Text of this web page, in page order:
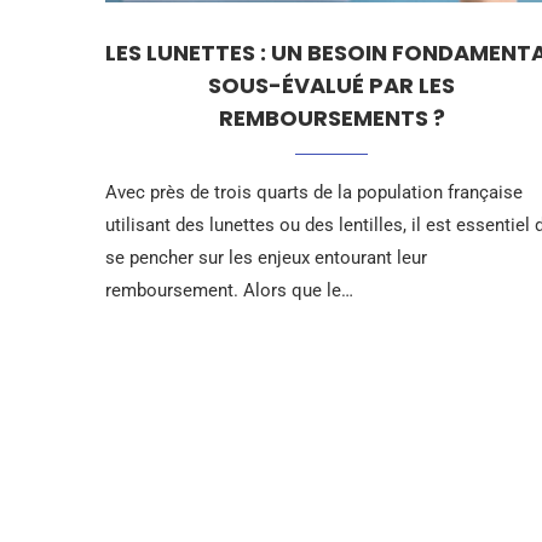
LES LUNETTES : UN BESOIN
SOUS-ÉVALUÉ PAR LES
REMBOURSEMENTS ?
Avec près de trois quarts de la population française
utilisant des lunettes ou des lentilles, il est essentiel
se pencher sur les enjeux entourant leur
remboursement. Alors que le…